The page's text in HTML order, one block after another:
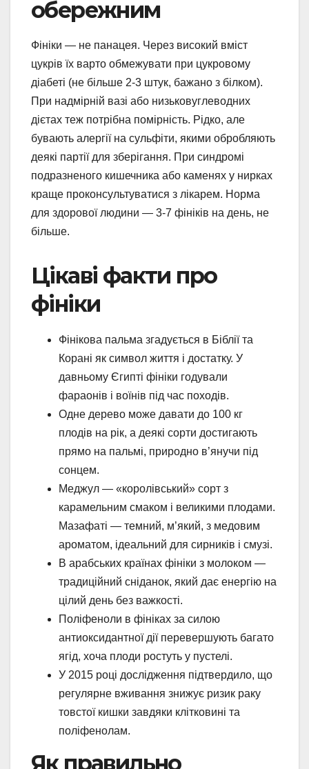
обережним
Фініки — не панацея. Через високий вміст
цукрів їх варто обмежувати при цукровому
діабеті (не більше 2-3 штук, бажано з білком).
При надмірній вазі або низьковуглеводних
дієтах теж потрібна помірність. Рідко, але
бувають алергії на сульфіти, якими обробляють
деякі партії для зберігання. При синдромі
подразненого кишечника або каменях у нирках
краще проконсультуватися з лікарем. Норма
для здорової людини — 3-7 фініків на день, не
більше.
Цікаві факти про
фініки
Фінікова пальма згадується в Біблії та
Корані як символ життя і достатку. У
давньому Єгипті фініки годували
фараонів і воїнів під час походів.
Одне дерево може давати до 100 кг
плодів на рік, а деякі сорти достигають
прямо на пальмі, природно в’янучи під
сонцем.
Меджул — «королівський» сорт з
карамельним смаком і великими плодами.
Мазафаті — темний, м’який, з медовим
ароматом, ідеальний для сирників і смузі.
В арабських країнах фініки з молоком —
традиційний сніданок, який дає енергію на
цілий день без важкості.
Поліфеноли в фініках за силою
антиоксидантної дії перевершують багато
ягід, хоча плоди ростуть у пустелі.
У 2015 році дослідження підтвердило, що
регулярне вживання знижує ризик раку
товстої кишки завдяки клітковині та
поліфенолам.
Як правильно